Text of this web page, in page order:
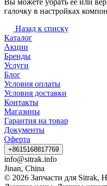
галочку в настройках
Назад к списку
Каталог
Акции
Бренды
Услуги
Блог
Условия оплаты
Условия доставки
Контакты
Магазины
Гарантия на товар
Документы
Оферта
+8615168817769
info@sitrak.info
Jinan, China
© 2026 Запчасти для Sitrak,